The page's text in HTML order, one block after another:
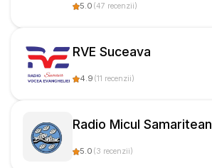
5.0 (47 recenzii)
RVE Suceava
4.9 (11 recenzii)
Radio Micul Samaritean
5.0 (3 recenzii)